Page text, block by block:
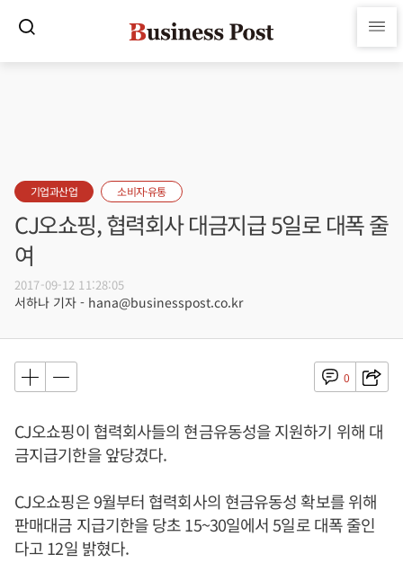
기업과산업 소비자·유통
CJ오쇼핑, 협력회사 대금지급 5일로 대폭 줄
여
2017-09-12 11:28:05
서하나 기자 - hana@businesspost.co.kr
0
CJ오쇼핑이 협력회사들의 현금유동성을 지원하기 위해 대
금지급기한을 앞당겼다.
CJ오쇼핑은 9월부터 협력회사의 현금유동성 확보를 위해
판매대금 지급기한을 당초 15~30일에서 5일로 대폭 줄인
다고 12일 밝혔다.